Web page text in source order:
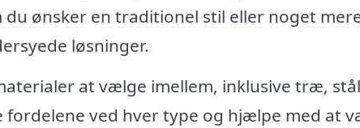
ønsker en traditionel stil eller noget
løsninger.
at vælge imellem, inklusive træ,
ved hver type og hjælpe med at